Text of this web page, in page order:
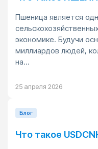
Пшеница является
экономике. Будучи
миллиардов людей,
на...
25 апреля 2026
Блог
Что такое